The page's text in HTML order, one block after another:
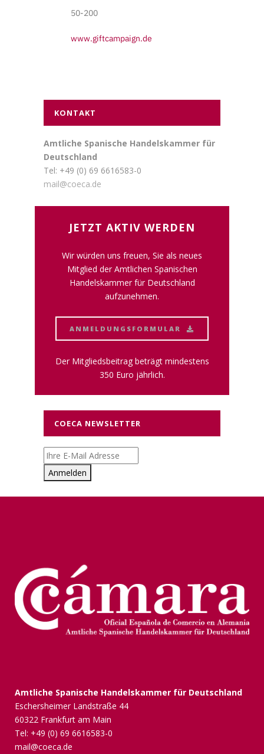
50-200
www.giftcampaign.de
KONTAKT
Amtliche Spanische Handelskammer für
Deutschland
Tel: +49 (0) 69 6616583-0
mail@coeca.de
JETZT AKTIV WERDEN
Wir würden uns freuen, Sie als neues
Mitglied der Amtlichen Spanischen
Handelskammer für Deutschland
aufzunehmen.
ANMELDUNGSFORMULAR
Der Mitgliedsbeitrag beträgt mindestens
350 Euro jährlich.
COECA NEWSLETTER
Amtliche Spanische Handelskammer für Deutschland
Eschersheimer Landstraße 44
60322 Frankfurt am Main
Tel: +49 (0) 69 6616583-0
mail@coeca.de